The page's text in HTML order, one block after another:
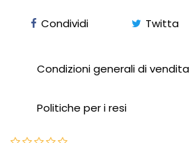
Condividi Twitta
Condizioni generali di vendita
Politiche per i resi